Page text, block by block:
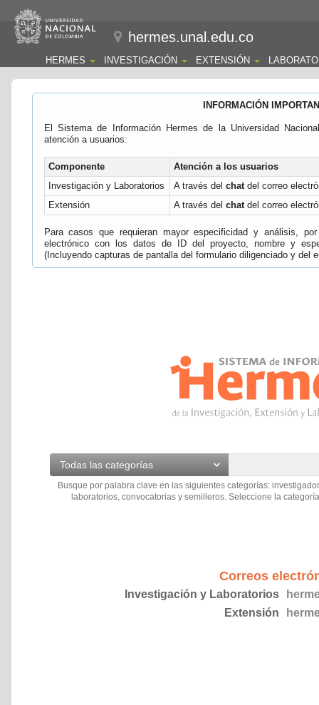
hermes.unal.edu.co
HERMES INVESTIGACIÓN EXTENSIÓN
INFORMACIÓN
El Sistema de Información Hermes de la Universidad
atención a usuarios:
Componente
Atención a los usuarios
Investigación y Laboratorios
A través del chatdel correo
Extensión
A través del chatdel correo
Para casos que requieran mayor especificidad y análisis,
electrónico con los datos de ID del proyecto, nombre y
(Incluyendo capturas de pantalla del formulario diligenciado y del
Todas las categorías
Busque por palabra clave en las siguientes categorías:
laboratorios, convocatorias y semilleros. Seleccione la
Correos
Investigación y Laboratorios
Extensión